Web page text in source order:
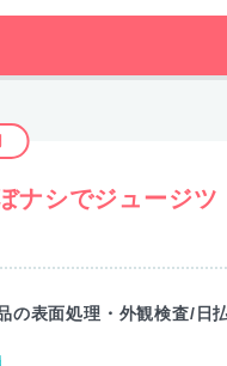
ナシでジュージツ
の表面処理・外観検査/日